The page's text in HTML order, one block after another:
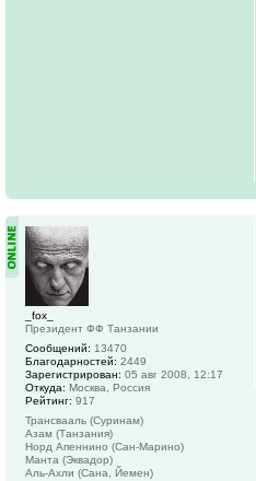
_fox_
Президент ФФ Танзании
Сообщений: 13470
Благодарностей: 2449
Зарегистрирован: 05 авг 2008, 12:17
Откуда: Москва, Россия
Рейтинг: 917
Трансвааль (Суринам)
Азам (Танзания)
Норд Апеннино (Сан-Марино)
Манта (Эквадор)
Аль-Ахли (Сана, Йемен)